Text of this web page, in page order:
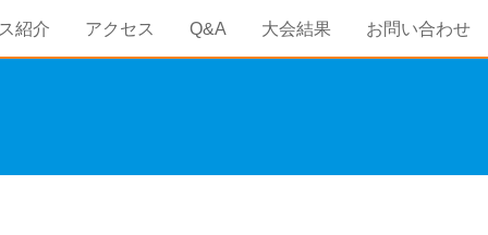
紹介 アクセス Q&A 大会結果 お問い合わせ